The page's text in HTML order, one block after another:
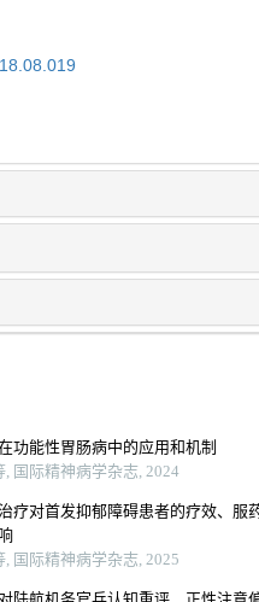
功能性胃肠病中的应用和机制
, 国际精神病学杂志, 2024
疗对首发抑郁障碍患者的疗效、服
, 国际精神病学杂志, 2025